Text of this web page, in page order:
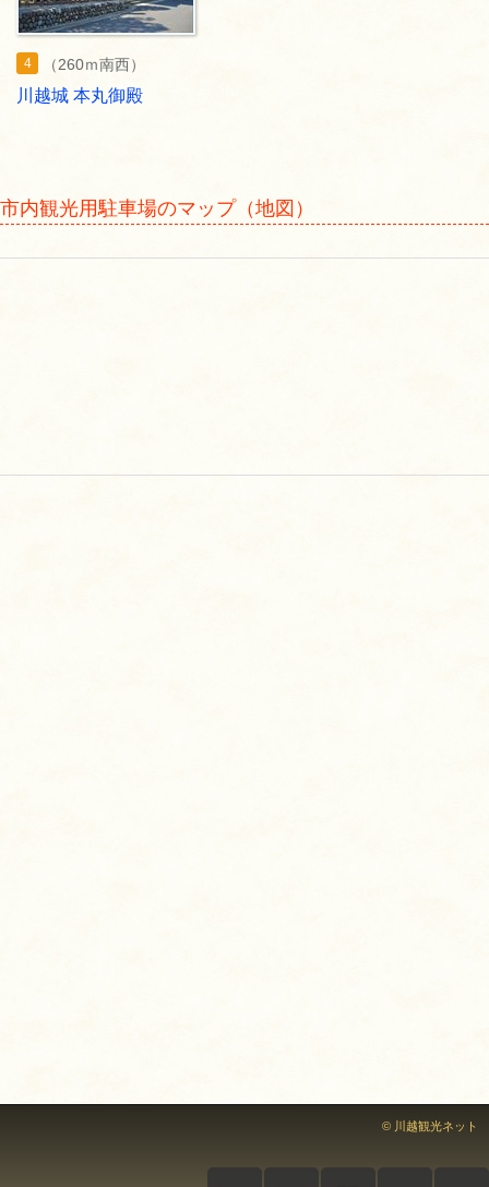
4 （260ｍ南西）
川越城 本丸御殿
市内観光用駐車場のマップ（地図）
© 川越観光ネット